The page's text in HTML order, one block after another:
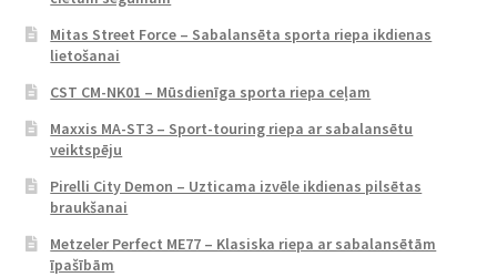
Mitas Street Force – Sabalansēta sporta riepa ikdienas
lietošanai
CST CM-NK01 – Mūsdienīga sporta riepa ceļam
Maxxis MA-ST3 – Sport-touring riepa ar sabalansētu
veiktspēju
Pirelli City Demon – Uzticama izvēle ikdienas pilsētas
braukšanai
Metzeler Perfect ME77 – Klasiska riepa ar sabalansētām
īpašībām